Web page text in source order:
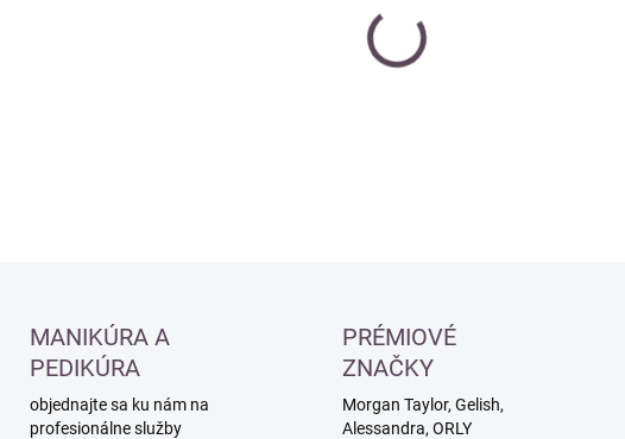
MANIKÚRA A
PEDIKÚRA
objednajte sa ku nám na
profesionálne služby
PRÉMIOVÉ
ZNAČKY
Morgan Taylor, Gelish,
Alessandra, ORLY